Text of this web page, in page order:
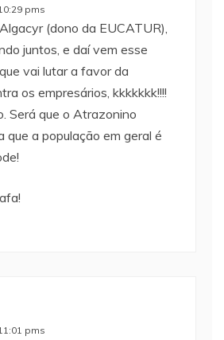
pms
(dono da EUCATUR),
juntos, e daí vem esse
vai lutar a favor da
os empresários, kkkkkkk!!!!
Será que o Atrazonino
que a população em geral é
pms